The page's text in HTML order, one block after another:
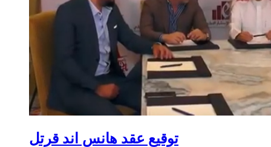
توقيع عقد هانس اند قرتل